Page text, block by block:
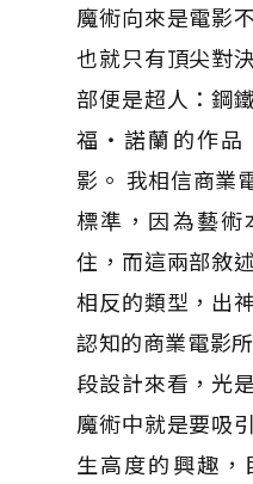
魔術向來是電影
也就只有頂尖對
部便是超人：鋼
福‧諾蘭的作品
影。 我相信商業
標準，因為藝
住，而這兩部敘
相反的類型，出
認知的商業電影
段設計來看，光
魔術中就是要吸
生高度的興趣，